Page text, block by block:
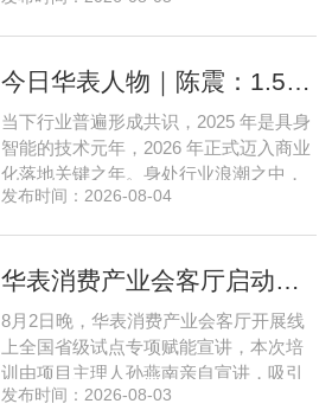
的技术深耕与严谨的工程思维，走出国
布局中，自然流畅的全模态
当下行业普遍形成共识，2025 年是具身
智能的技术元年，2026 年正式迈入商业
化落地关键之年。身处行业浪潮之中，
享刻智能创始人、CEO 陈震表示，当前
长久，这也是享刻智能自创立之初便坚
创始人、CEO 陈震纵观当前具
发布时间：2026-08-04
8月2日晚，华表消费产业会客厅开展线
上全国省级试点专项赋能宣讲，本次培
训由项目主理人孙燕南亲自宣讲，吸引
了来自贵州、河北、北京、天津、常
发布时间：2026-08-03